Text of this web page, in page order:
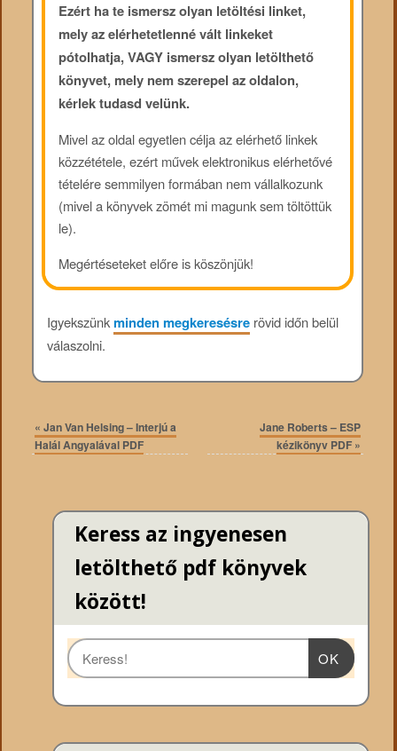
Ezért ha te ismersz olyan letöltési linket,
mely az elérhetetlenné vált linkeket
pótolhatja, VAGY ismersz olyan letölthető
könyvet, mely nem szerepel az oldalon,
kérlek tudasd velünk.
Mivel az oldal egyetlen célja az elérhető linkek
közzététele, ezért művek elektronikus elérhetővé
tételére semmilyen formában nem vállalkozunk
(mivel a könyvek zömét mi magunk sem töltöttük
le).
Megértéseteket előre is köszönjük!
Igyekszünkminden megkeresésrerövid időn belül
válaszolni.
« Jan Van Helsing – Interjú a
Halál Angyalával PDF
Jane Roberts – ESP
kézikönyv PDF »
Keress az ingyenesen
letölthető pdf könyvek
között!
OK